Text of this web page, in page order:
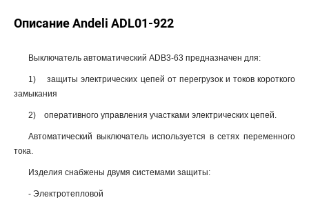
Описание Andeli ADL01-922
Выключатель автоматический ADB3-63 предназначен для:
1) защиты электрических цепей от перегрузок и токов короткого
замыкания
2) оперативного управления участками электрических цепей.
Автоматический выключатель используется в сетях переменного
тока.
Изделия снабжены двумя системами защиты:
- Электротепловой